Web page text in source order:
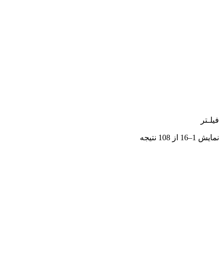
فیلـتر
نمایش 1–16 از 108 نتیجه